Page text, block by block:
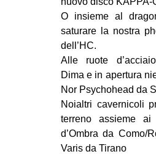
GENERI
O insieme al
saturare la nostra
dell’HC.
Alle ruote
Dima e in apertura
Nor Psychohead da
Noialtri cavernicoli
terreno assieme ai
d’Ombra da Como/
Varis da Tirano